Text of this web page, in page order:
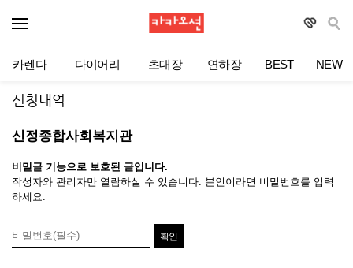
카렌다 다이어리 초대장 연하장 BEST NEW
신청내역
신정종합사회복지관
비밀글 기능으로 보호된 글입니다.
작성자와 관리자만 열람하실 수 있습니다. 본인이라면 비밀번호를 입력
하세요.